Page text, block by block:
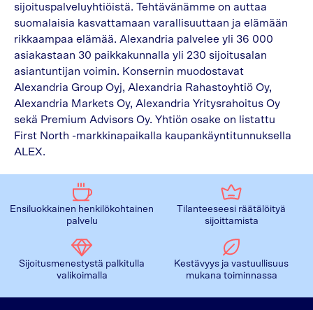
sijoituspalveluyhtiöistä. Tehtävänämme on auttaa
suomalaisia kasvattamaan varallisuuttaan ja elämään
rikkaampaa elämää. Alexandria palvelee yli 36 000
asiakastaan 30 paikkakunnalla yli 230 sijoitusalan
asiantuntijan voimin. Konsernin muodostavat
Alexandria Group Oyj, Alexandria Rahastoyhtiö Oy,
Alexandria Markets Oy, Alexandria Yritysrahoitus Oy
sekä Premium Advisors Oy. Yhtiön osake on listattu
First North -markkinapaikalla kaupankäyntitunnuksella
ALEX.
Ensiluokkainen henkilökohtainen
palvelu
Tilanteeseesi räätälöityä
sijoittamista
Sijoitusmenestystä palkitulla
valikoimalla
Kestävyys ja vastuullisuus
mukana toiminnassa